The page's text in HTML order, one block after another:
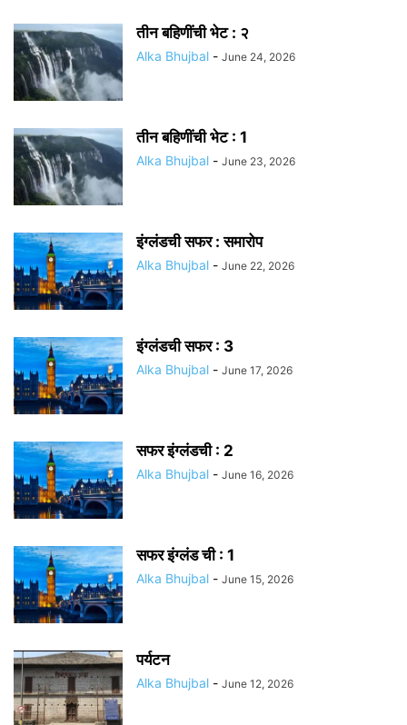
तीन बहिणींची भेट : २
Alka Bhujbal - June 24, 2026
तीन बहिणींची भेट : 1
Alka Bhujbal - June 23, 2026
इंग्लंडची सफर : समारोप
Alka Bhujbal - June 22, 2026
इंग्लंडची सफर : 3
Alka Bhujbal - June 17, 2026
सफर इंग्लंडची : 2
Alka Bhujbal - June 16, 2026
सफर इंग्लंड ची : 1
Alka Bhujbal - June 15, 2026
पर्यटन
Alka Bhujbal - June 12, 2026